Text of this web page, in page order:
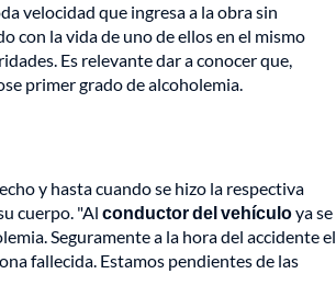
velocidad que ingresa a la obra sin
con la vida de uno de ellos en el mismo
Es relevante dar a conocer que,
primer grado de alcoholemia.
y hasta cuando se hizo la respectiva
cuerpo. "Al conductor del vehículoya se
Seguramente a la hora del accidente el
fallecida. Estamos pendientes de las